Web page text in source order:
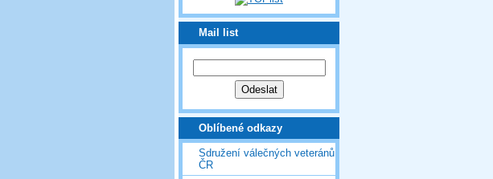
Mail list
Oblíbené odkazy
Sdružení válečných veteránů
ČR